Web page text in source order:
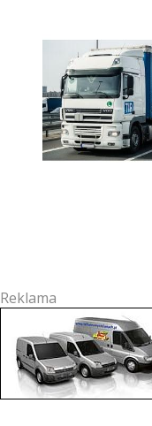
Reklama